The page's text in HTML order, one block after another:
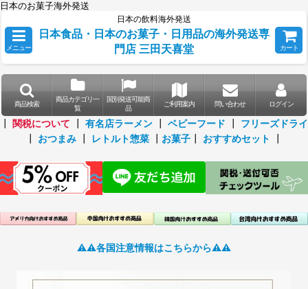
日本のお菓子海外発送
日本の飲料海外発送
メニュー
日本食品・日本のお菓子・日用品の海外発送専
門店 三田天喜堂
カート
商品検索
商品カテゴリ一
覧
国別発送可能商
品
ご利用案内 問い合わせ ログイン
関税について 有名店ラーメン ベビーフード
フリーズドライ
おつまみ レトルト惣菜 お菓子 おすすめセット
⚠️⚠️各国注意情報はこちらから⚠️⚠️